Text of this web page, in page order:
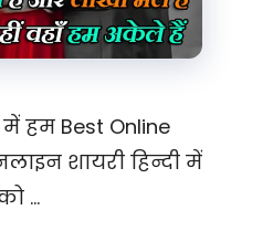
हम Best Online
शायरी हिन्दी में
…